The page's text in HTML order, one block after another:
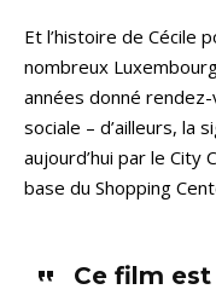
Et l’histoire de Cécile
nombreux
années donné
sociale – d’ailleurs, la
aujourd’hui par le City
base du Shopping
Ce film